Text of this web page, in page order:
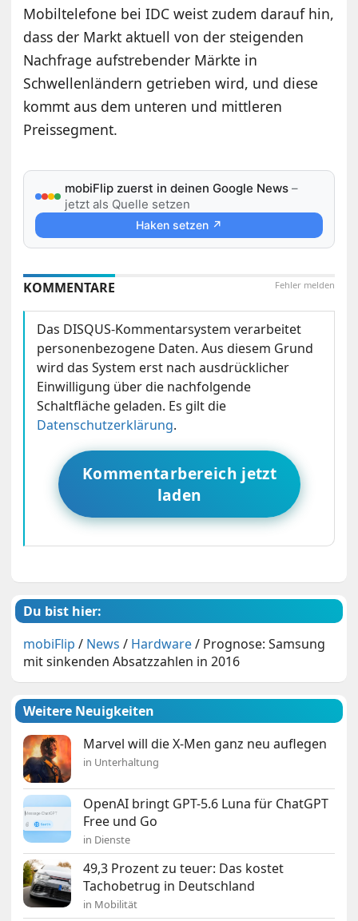
Mobiltelefone bei IDC weist zudem darauf hin,
dass der Markt aktuell von der steigenden
Nachfrage aufstrebender Märkte in
Schwellenländern getrieben wird, und diese
kommt aus dem unteren und mittleren
Preissegment.
mobiFlip zuerst in deinen Google News –
jetzt als Quelle setzen
Haken setzen ↗
Fehler melden
KOMMENTARE
Das DISQUS-Kommentarsystem verarbeitet
personenbezogene Daten. Aus diesem Grund
wird das System erst nach ausdrücklicher
Einwilligung über die nachfolgende
Schaltfläche geladen. Es gilt die
Datenschutzerklärung.
Kommentarbereich jetzt
laden
Du bist hier:
mobiFlip / News / Hardware/ Prognose: Samsung
mit sinkenden Absatzzahlen in 2016
Weitere Neuigkeiten
Marvel will die X-Men ganz neu auflegen
in Unterhaltung
OpenAI bringt GPT-5.6 Luna für ChatGPT
Free und Go
in Dienste
49,3 Prozent zu teuer: Das kostet
Tachobetrug in Deutschland
in Mobilität